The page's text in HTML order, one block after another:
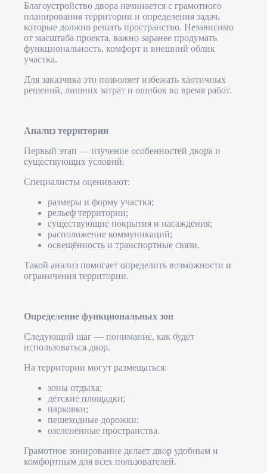
Благоустройство двора начинается с грамотного
планирования территории и определения задач,
которые должно решать пространство. Независимо
от масштаба проекта, важно заранее продумать
функциональность, комфорт и внешний облик
участка.
Для заказчика это позволяет избежать хаотичных
решений, лишних затрат и ошибок во время работ.
Анализ территории
Первый этап — изучение особенностей двора и
существующих условий.
Специалисты оценивают:
размеры и форму участка;
рельеф территории;
существующие покрытия и насаждения;
расположение коммуникаций;
освещённость и транспортные связи.
Такой анализ помогает определить возможности и
ограничения территории.
Определение функциональных зон
Следующий шаг — понимание, как будет
использоваться двор.
На территории могут размещаться:
зоны отдыха;
детские площадки;
парковки;
пешеходные дорожки;
озеленённые пространства.
Грамотное зонирование делает двор удобным и
комфортным для всех пользователей.